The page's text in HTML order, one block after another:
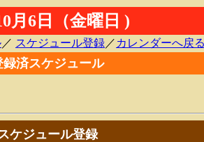
月6日（金曜日 )
／ スケジュール登録 ／ カレンダーへ戻る
録済スケジュール
ケジュール登録